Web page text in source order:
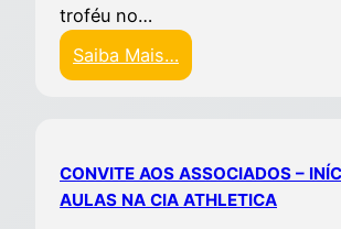
troféu no…
Saiba Mais…
CONVITE AOS ASSOCIADOS –
AULAS NA CIA ATHLETICA